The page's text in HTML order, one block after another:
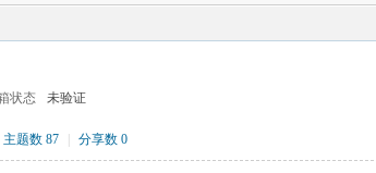
状态 未验证
主题数 87 分享数 0